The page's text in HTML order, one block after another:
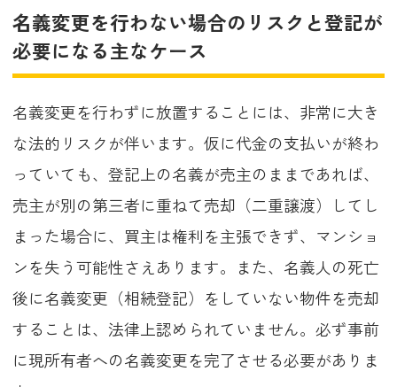
名義変更を行わない場合のリスクと登記が
必要になる主なケース
名義変更を行わずに放置することには、非常に大き
な法的リスクが伴います。仮に代金の支払いが終わ
っていても、登記上の名義が売主のままであれば、
売主が別の第三者に重ねて売却（二重譲渡）してし
まった場合に、買主は権利を主張できず、マンショ
ンを失う可能性さえあります。また、名義人の死亡
後に名義変更（相続登記）をしていない物件を売却
することは、法律上認められていません。必ず事前
に現所有者への名義変更を完了させる必要がありま